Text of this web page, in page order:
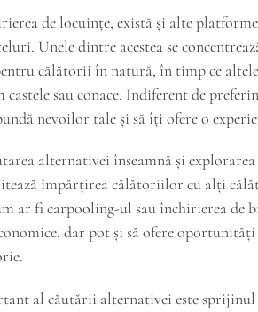
de locuințe, există și alte
Unele dintre acestea se
călătorii în natură, în timp ce altele
castele sau conace. Indiferent de
nevoilor tale și să îți ofere o
alternativei înseamnă și
împărțirea călătoriilor cu alți
ar fi carpooling-ul sau închirierea de
dar pot și să ofere
al căutării alternativei este